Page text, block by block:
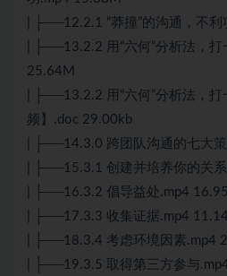
| ├──12.2.1 “莽撞”的沟通，不
| ├──13.2.2 用“六何”分析法，
25.64M
| ├──13.2.2 用“六何”分析法，
频】.doc 29.00kb
| ├──14.3.0 跨团队沟通的七大
| ├──15.3.1 创建并培养你的关
| ├──16.3.2 倡导益处.mp4
| ├──17.3.3 收集证据.mp4
| ├──18.3.4 考虑环境因素.mp4
| ├──19.3.5 取得第三方参与